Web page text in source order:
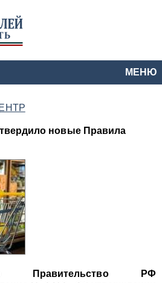
МЕНЮ
новые Правила
Правительство РФ